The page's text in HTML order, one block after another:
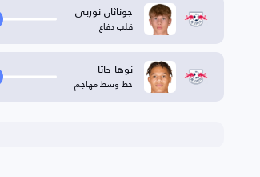
جوناثان نوربي
قلب دفاع
نوها جاتا
خط وسط مهاجم